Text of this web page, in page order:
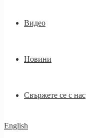
Видео
Новини
Свържете се с нас
English